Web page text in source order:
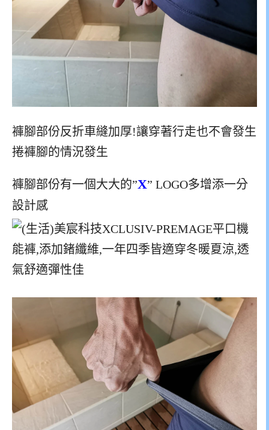
褲腳部份反折車縫加厚!讓穿著行走也不會發生
捲褲腳的情況發生
褲腳部份有一個大大的”X” LOGO多增添一分
設計感